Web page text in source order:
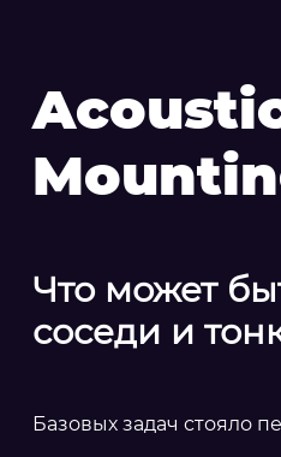
Что может
соседи и
Базовых задач стояло